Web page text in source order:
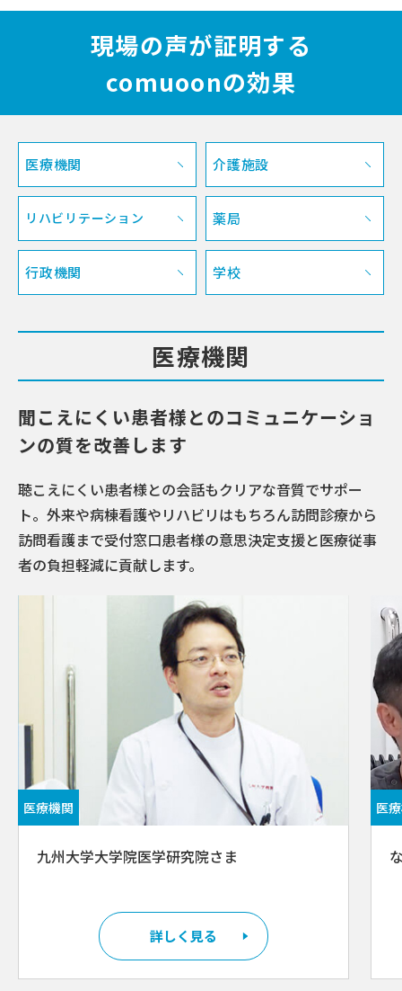
現場の声が証明する
comuoonの効果
医療機関 介護施設
リハビリテーション 薬局
行政機関 学校
医療機関
聞こえにくい患者様とのコミュニケーショ
ンの質を改善します
聴こえにくい患者様との会話もクリアな音質でサポー
ト。外来や病棟看護やリハビリはもちろん訪問診療から
訪問看護まで受付窓口患者様の意思決定支援と医療従事
者の負担軽減に貢献します。
医療機関
九州大学大学院医学研究院さま
詳しく見る
医